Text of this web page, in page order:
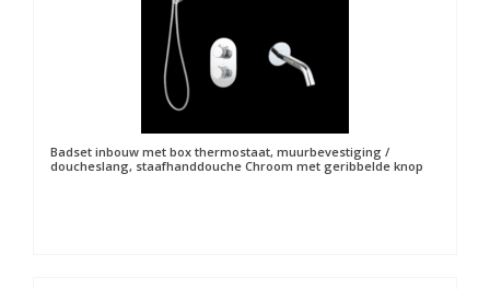
Badset inbouw met box thermostaat, muurbevestiging /
doucheslang, staafhanddouche Chroom met geribbelde knop